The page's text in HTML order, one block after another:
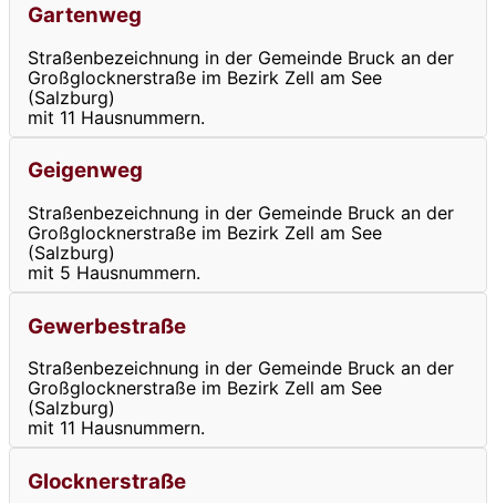
Gartenweg
Straßenbezeichnung in der Gemeinde Bruck an der
Großglocknerstraße im Bezirk Zell am See
(Salzburg)
mit 11 Hausnummern.
Geigenweg
Straßenbezeichnung in der Gemeinde Bruck an der
Großglocknerstraße im Bezirk Zell am See
(Salzburg)
mit 5 Hausnummern.
Gewerbestraße
Straßenbezeichnung in der Gemeinde Bruck an der
Großglocknerstraße im Bezirk Zell am See
(Salzburg)
mit 11 Hausnummern.
Glocknerstraße